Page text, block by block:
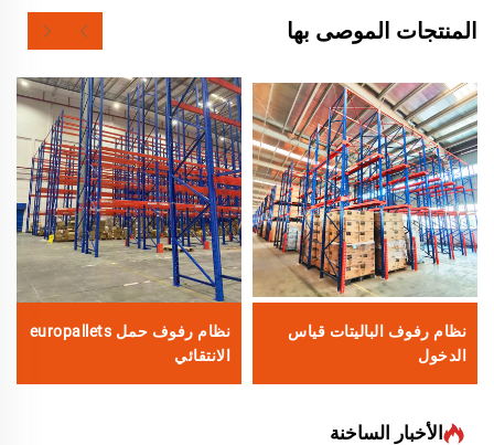
المنتجات الموصى بها
نظام رفوف الباليتات قياس
الدخول
نظام رفوف حمل europallets
الانتقائي
الأخبار الساخنة